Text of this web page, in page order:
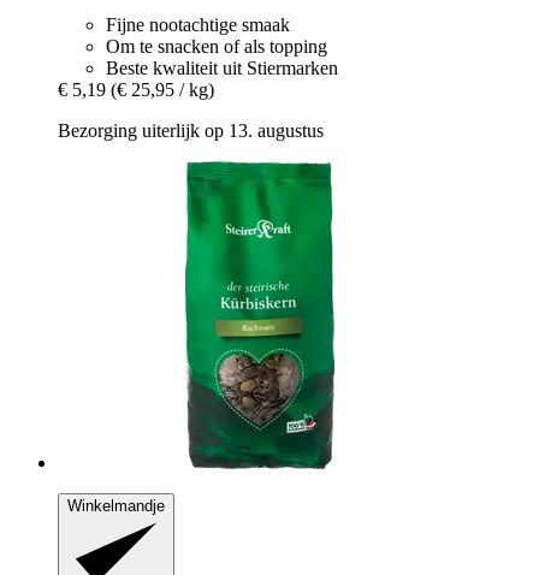
Fijne nootachtige smaak
Om te snacken of als topping
Beste kwaliteit uit Stiermarken
€ 5,19 (€ 25,95 / kg)
Bezorging uiterlijk op 13. augustus
Winkelmandje